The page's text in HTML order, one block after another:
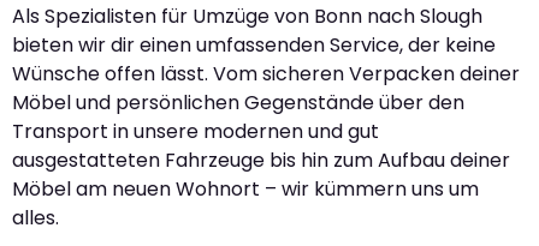
Als Spezialisten für Umzüge von Bonn nach Slough
bieten wir dir einen umfassenden Service, der keine
Wünsche offen lässt. Vom sicheren Verpacken deiner
Möbel und persönlichen Gegenstände über den
Transport in unsere modernen und gut
ausgestatteten Fahrzeuge bis hin zum Aufbau deiner
Möbel am neuen Wohnort – wir kümmern uns um
alles.